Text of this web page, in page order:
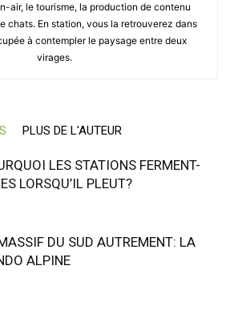
air, le tourisme, la production de contenu
chats. En station, vous la retrouverez dans
à contempler le paysage entre deux
virages.
PLUS DE L'AUTEUR
LES STATIONS FERMENT-
LORSQU’IL PLEUT?
DU SUD AUTREMENT: LA
ALPINE